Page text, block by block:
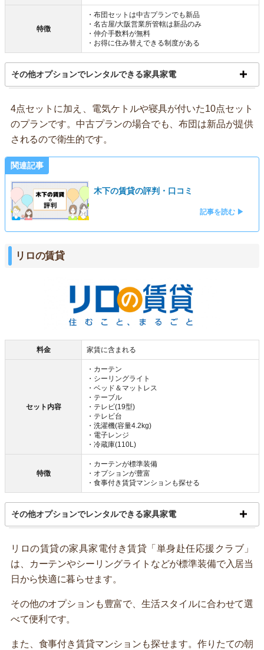
特徴
・布団セットは中古プランでも新品
・名古屋/大阪営業所管轄は新品のみ
・仲介手数料が無料
・お得に住み替えできる制度がある
その他オプションでレンタルできる家具家電
4点セットに加え、電気ケトルや寝具が付いた10点セット
のプランです。中古プランの場合でも、布団は新品が提供
されるので衛生的です。
関連記事
木下の賃貸の評判・口コミ
記事を読む ▶
リロの賃貸
料金 家賃に含まれる
セット内容
・カーテン
・シーリングライト
・ベッド＆マットレス
・テーブル
・テレビ(19型)
・テレビ台
・洗濯機(容量4.2kg)
・電子レンジ
・冷蔵庫(110L)
特徴
・カーテンが標準装備
・オプションが豊富
・食事付き賃貸マンションも探せる
その他オプションでレンタルできる家具家電
リロの賃貸の家具家電付き賃貸「単身赴任応援クラブ」
は、カーテンやシーリングライトなどが標準装備で入居当
日から快適に暮らせます。
その他のオプションも豊富で、生活スタイルに合わせて選
べて便利です。
また、食事付き賃貸マンションも探せます。作りたての朝